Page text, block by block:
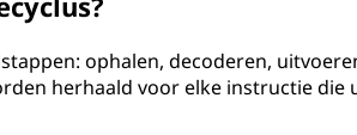
ophalen, decoderen,
herhaald voor elke instructie die